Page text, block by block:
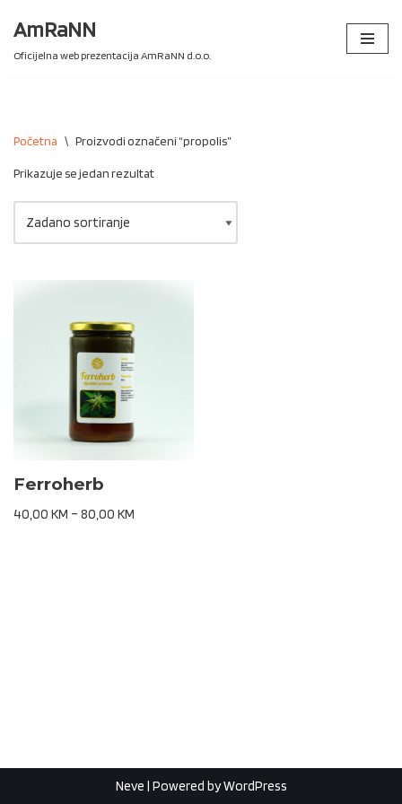
Skip
AmRaNN
Oficijelna web prezentacija AmRaNN d.o.o.
Početna \ Proizvodi označeni “propolis”
Prikazuje se jedan rezultat
Ferroherb
40,00 KM – 80,00 KM
Neve | Powered byWordPress